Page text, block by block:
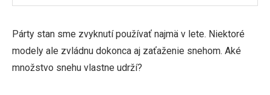
Párty stan sme zvyknutí používať najmä v lete. Niektoré
modely ale zvládnu dokonca aj zaťaženie snehom. Aké
množstvo snehu vlastne udrží?